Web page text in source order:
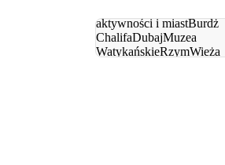
aktywności i miastBurdż
ChalifaDubajMuzea
WatykańskieRzymWieża